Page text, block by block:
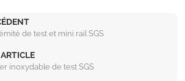
de test et mini rail SGS
inoxydable de test SGS